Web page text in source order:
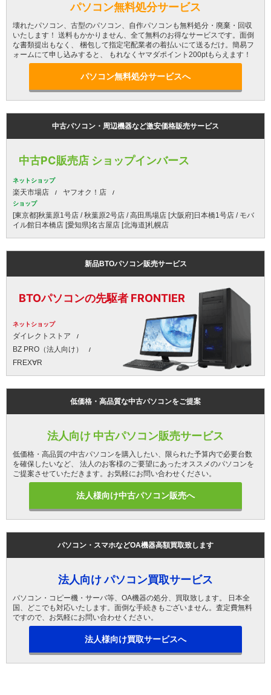
パソコン無料処分サービス
壊れたパソコン、古型のパソコン、自作パソコンも無料処分・廃棄・回収
いたします！ 送料もかかりません、全て無料のお得なサービスです。面倒
な書類提出もなく、 梱包して指定宅配業者の着払いにて送るだけ。簡易フ
ォームにて申し込みすると、 もれなくヤマダポイント200ptもらえます！
パソコン無料処分サービスへ
中古パソコン・周辺機器など激安価格販売サービス
中古PC販売店 ショップインバース
ネットショップ
楽天市場店 ヤフオク！店
ショップ
[東京都]秋葉原1号店 / 秋葉原2号店 / 高田馬場店 [大阪府]日本橋1号店 / モバ
イル館日本橋店 [愛知県]名古屋店 [北海道]札幌店
新品BTOパソコン販売サービス
BTOパソコンの先駆者 FRONTIER
ネットショップ
ダイレクトストア
BZ PRO（法人向け）
FREX∀R
低価格・高品質な中古パソコンをご提案
法人向け 中古パソコン販売サービス
低価格・高品質の中古パソコンを購入したい、限られた予算内で必要台数
を確保したいなど、 法人のお客様のご要望にあったオススメのパソコンを
ご提案させていただきます。お気軽にお問い合わせください。
法人様向け中古パソコン販売へ
パソコン・スマホなどOA機器高額買取致します
法人向け パソコン買取サービス
パソコン・コピー機・サーバ等、OA機器の処分、買取致します。 日本全
国、どこでも対応いたします。面倒な手続きもございません。査定費無料
ですので、お気軽にお問い合わせください。
法人様向け買取サービスへ